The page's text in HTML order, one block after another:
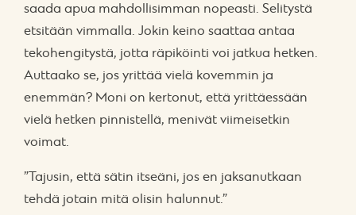
saada apua mahdollisimman nopeasti. Selitystä
etsitään vimmalla. Jokin keino saattaa antaa
tekohengitystä, jotta räpiköinti voi jatkua hetken.
Auttaako se, jos yrittää vielä kovemmin ja
enemmän? Moni on kertonut, että yrittäessään
vielä hetken pinnistellä, menivät viimeisetkin
voimat.
”Tajusin, että sätin itseäni, jos en jaksanutkaan
tehdä jotain mitä olisin halunnut.”